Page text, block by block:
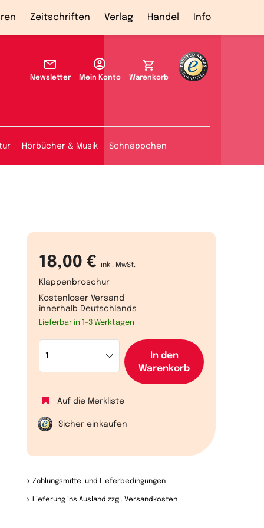
Zeitschriften Verlag Handel Info
Newsletter Mein Konto Warenkorb
Hörbücher & Musik Schnäppchen
18,00 € inkl. MwSt.
Klappenbroschur
Kostenloser Versand
innerhalb Deutschlands
Lieferbar in 1-3 Werktagen
In den
Warenkorb
Auf die Merkliste
Sicher einkaufen
Zahlungsmittel und Lieferbedingungen
Lieferung ins Ausland zzgl. Versandkosten